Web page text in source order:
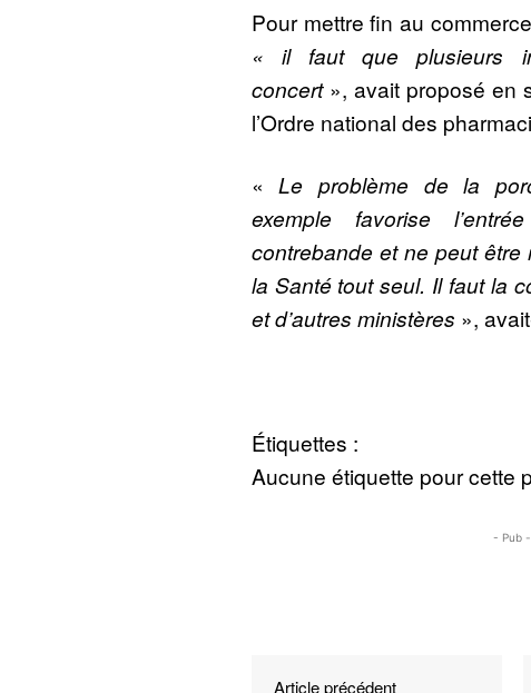
Pour mettre fin au
« il faut que plusieurs
concert », avait proposé en
l’Ordre national des
«Le problème de la
exemple favorise
contrebande et ne peut
la Santé tout seul. Il faut la
et d’autres ministères »,
Étiquettes :
Aucune étiquette pour cette
- Pub -
Article précédent